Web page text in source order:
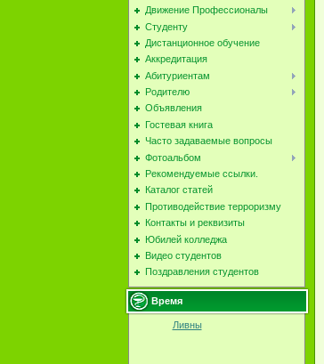
Движение Профессионалы
Студенту
Дистанционное обучение
Аккредитация
Абитуриентам
Родителю
Объявления
Гостевая книга
Часто задаваемые вопросы
Фотоальбом
Рекомендуемые ссылки.
Каталог статей
Противодействие терроризму
Контакты и реквизиты
Юбилей колледжа
Видео студентов
Поздравления студентов
Время
Ливны